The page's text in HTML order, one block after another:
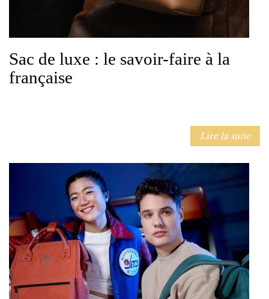
Sac de luxe : le savoir-faire à la
française
Lire la suite